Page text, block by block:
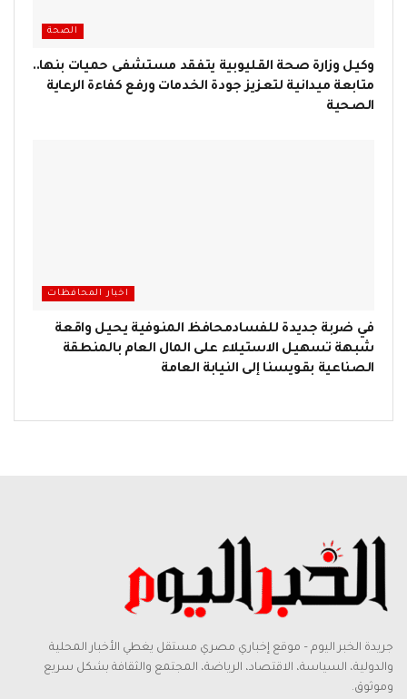
الصحة
وكيل وزارة صحة القليوبية يتفقد مستشفى حميات بنها..
متابعة ميدانية لتعزيز جودة الخدمات ورفع كفاءة الرعاية
الصحية
اخبار المحافظات
في ضربة جديدة للفسادمحافظ المنوفية يحيل واقعة
شبهة تسهيل الاستيلاء على المال العام بالمنطقة
الصناعية بقويسنا إلى النيابة العامة
جريدة الخبر اليوم – موقع إخباري مصري مستقل يغطي الأخبار المحلية
والدولية، السياسة، الاقتصاد، الرياضة، المجتمع والثقافة بشكل سريع
وموثوق.